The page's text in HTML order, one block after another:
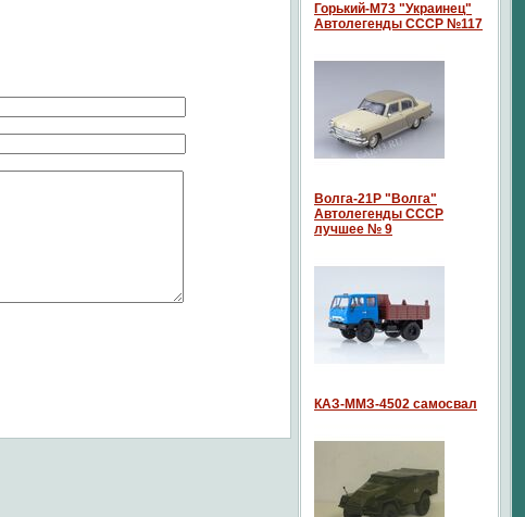
Горький-М73 "Украинец"
Автолегенды СССР №117
Волга-21P "Волга"
Автолегенды СССР
лучшее № 9
КАЗ-ММЗ-4502 самосвал